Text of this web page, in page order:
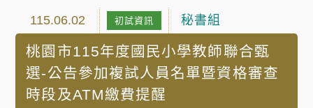
115.06.02 初試資訊 秘書組
桃園市115年度國民小學教師聯合甄
選-公告參加複試人員名單暨資格審查
時段及ATM繳費提醒